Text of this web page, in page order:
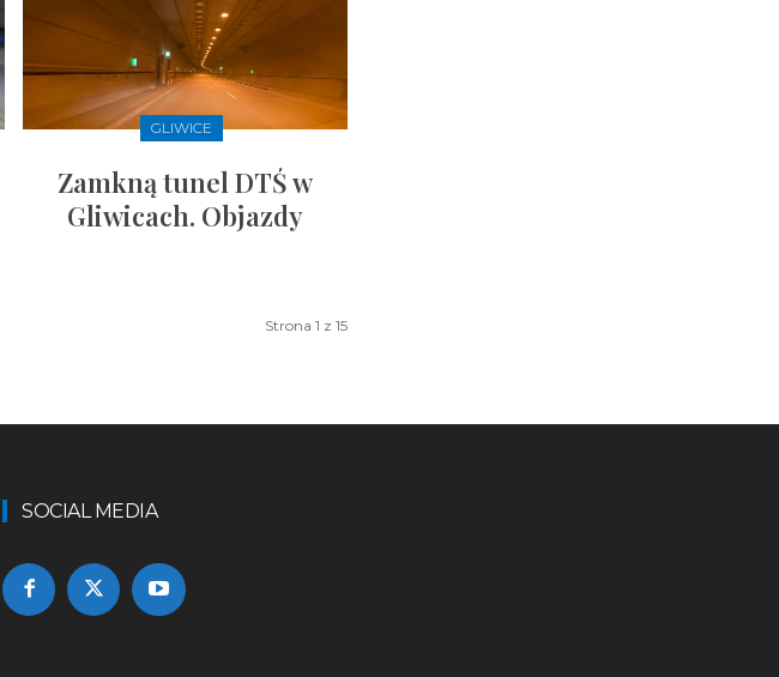
GLIWICE
Zamkną tunel DTŚ w
Gliwicach. Objazdy
Strona 1 z 15
SOCIAL MEDIA